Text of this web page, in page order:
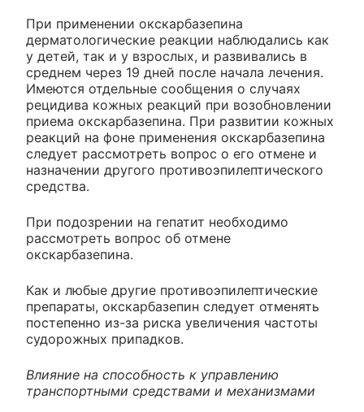
При применении окскарбазепина
дерматологические реакции наблюдались как
у детей, так и у взрослых, и развивались в
среднем через 19 дней после начала лечения.
Имеются отдельные сообщения о случаях
рецидива кожных реакций при возобновлении
приема окскарбазепина. При развитии кожных
реакций на фоне применения окскарбазепина
следует рассмотреть вопрос о его отмене и
назначении другого противоэпилептического
средства.
При подозрении на гепатит необходимо
рассмотреть вопрос об отмене
окскарбазепина.
Как и любые другие противоэпилептические
препараты, окскарбазепин следует отменять
постепенно из-за риска увеличения частоты
судорожных припадков.
Влияние на способность к управлению
транспортными средствами и механизмами